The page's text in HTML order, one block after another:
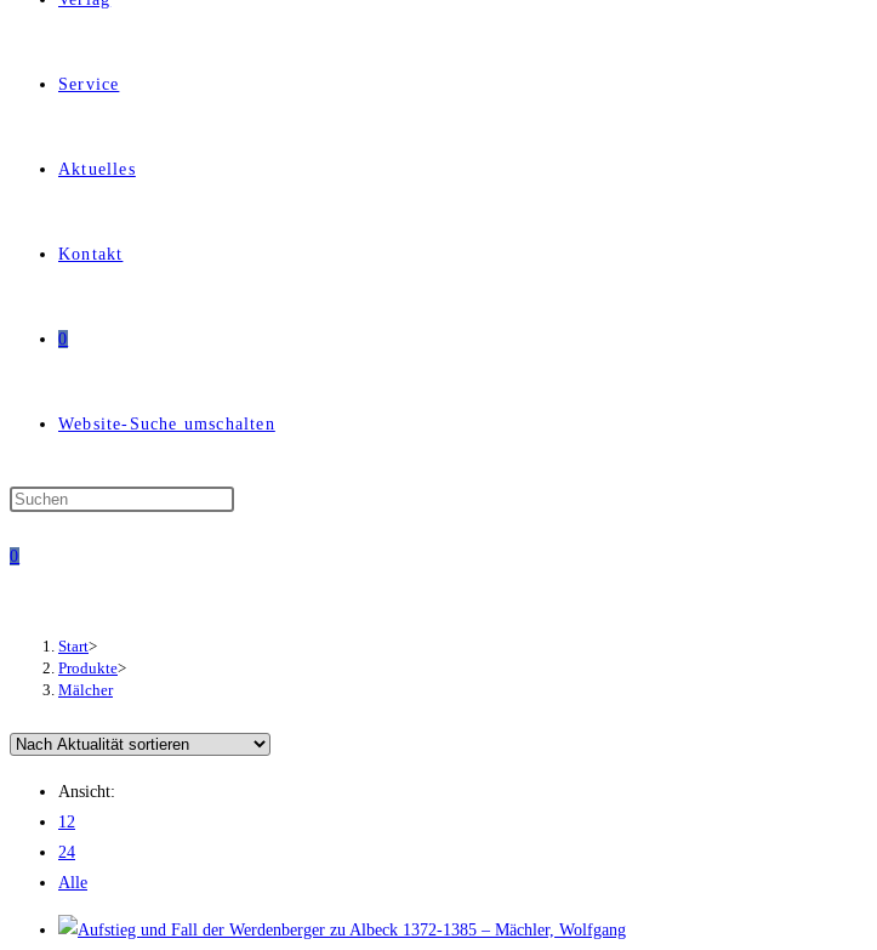
Service
Aktuelles
Kontakt
0
Website-Suche umschalten
0
Start>
Produkte>
Mälcher
Ansicht:
12
24
Alle